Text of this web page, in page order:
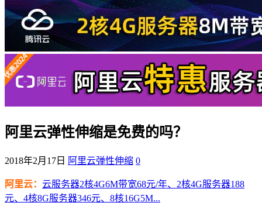
阿里云弹性伸缩是免费的吗？
2018年2月17日 阿里云弹性伸缩 0
阿里云： 云服务器2核4G6M带宽68元/年、2核4G服务器188
元、4核8G服务器346元、8核16G5M...